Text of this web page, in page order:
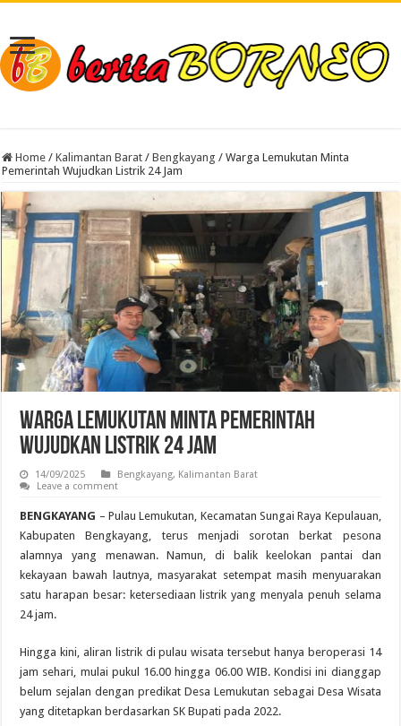
Home / Kalimantan Barat / Bengkayang / Warga Lemukutan Minta
Pemerintah Wujudkan Listrik 24 Jam
Warga Lemukutan Minta Pemerintah
Wujudkan Listrik 24 Jam
14/09/2025 Bengkayang, Kalimantan Barat
Leave a comment
BENGKAYANG – Pulau Lemukutan, Kecamatan Sungai Raya Kepulauan,
Kabupaten Bengkayang, terus menjadi sorotan berkat pesona
alamnya yang menawan. Namun, di balik keelokan pantai dan
kekayaan bawah lautnya, masyarakat setempat masih menyuarakan
satu harapan besar: ketersediaan listrik yang menyala penuh selama
24 jam.
Hingga kini, aliran listrik di pulau wisata tersebut hanya beroperasi 14
jam sehari, mulai pukul 16.00 hingga 06.00 WIB. Kondisi ini dianggap
belum sejalan dengan predikat Desa Lemukutan sebagai Desa Wisata
yang ditetapkan berdasarkan SK Bupati pada 2022.